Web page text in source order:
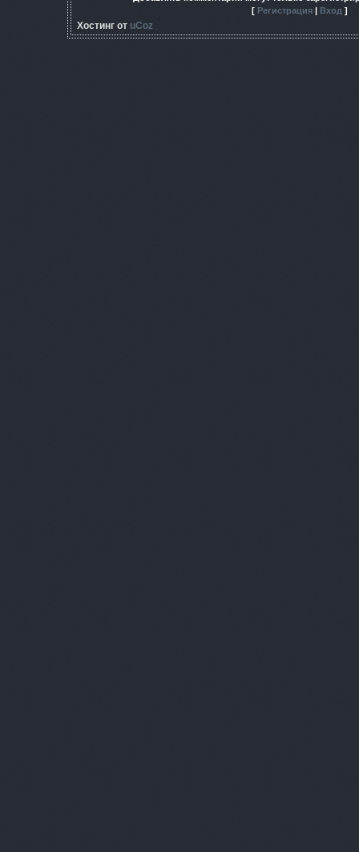
[ Регистрация | Вход ]
Хостинг от uCoz